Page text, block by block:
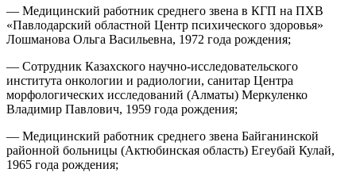
— Медицинский работник среднего звена в КГП на ПХВ
«Павлодарский областной Центр психического здоровья»
Лошманова Ольга Васильевна, 1972 года рождения;
— Сотрудник Казахского научно-исследовательского
института онкологии и радиологии, санитар Центра
морфологических исследований (Алматы) Меркуленко
Владимир Павлович, 1959 года рождения;
— Медицинский работник среднего звена Байганинской
районной больницы (Актюбинская область) Егеубай Кулай,
1965 года рождения;